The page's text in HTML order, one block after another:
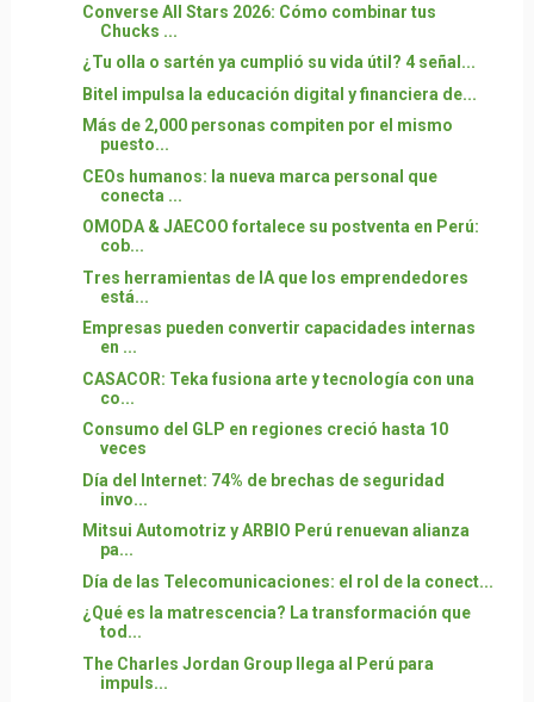
Converse All Stars 2026: Cómo combinar tus
Chucks ...
¿Tu olla o sartén ya cumplió su vida útil? 4 señal...
Bitel impulsa la educación digital y financiera de...
Más de 2,000 personas compiten por el mismo
puesto...
CEOs humanos: la nueva marca personal que
conecta ...
OMODA & JAECOO fortalece su postventa en Perú:
cob...
Tres herramientas de IA que los emprendedores
está...
Empresas pueden convertir capacidades internas
en ...
CASACOR: Teka fusiona arte y tecnología con una
co...
Consumo del GLP en regiones creció hasta 10
veces
Día del Internet: 74% de brechas de seguridad
invo...
Mitsui Automotriz y ARBIO Perú renuevan alianza
pa...
Día de las Telecomunicaciones: el rol de la conect...
¿Qué es la matrescencia? La transformación que
tod...
The Charles Jordan Group llega al Perú para
impuls...